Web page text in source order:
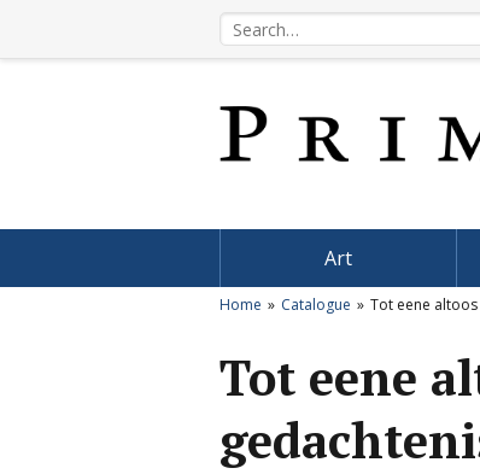
Art
Home Catalogue Tot eene
Tot eene